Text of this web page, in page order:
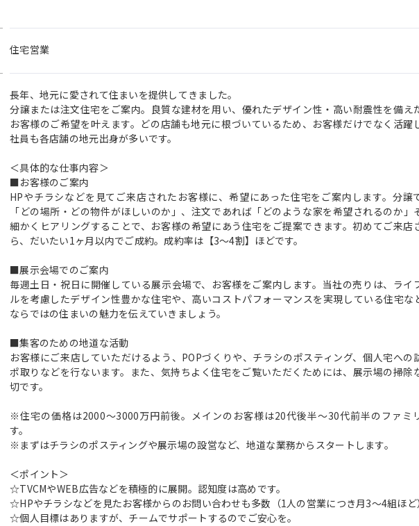
住宅営業
長年、地元に愛されて住まいを提供してきました。
分譲または注文住宅をご案内。良質な建材を用い、優れたデザイン性・高い耐震性を備え
お客様のご希望を叶えます。どの店舗も地元に根づいているため、お客様だけでなく活躍
社員も各店舗の地元出身が多いです。
＜具体的な仕事内容＞
■お客様のご案内
HPやチラシなどを見てご来店されたお客様に、希望にあった住宅をご案内します。分譲
「どの場所・どの物件がほしいのか」、注文であれば「どのような家を希望されるのか」
細かくヒアリングすることで、お客様の希望にあう住宅をご提案できます。初めてご来店
ら、だいたい1ヶ月以内でご成約。成約率は【3～4割】ほどです。
■展示会場でのご案内
毎週土日・祝日に開催している展示会場で、お客様をご案内します。当社の売りは、ライ
ルを考慮したデザイン性豊かな住宅や、高いコストパフォーマンスを実現している住宅な
ならではの住まいの魅力を伝えていきましょう。
■集客のための地道な活動
お客様にご来店していただけるよう、POPづくりや、チラシのポスティング、個人宅への
ポ取りなどを行ないます。また、気持ちよく住宅をご覧いただくためには、展示場の掃除
切です。
※住宅の価格は2000～3000万円前後。メインのお客様は20代後半～30代前半のファミ
す。
※まずはチラシのポスティングや展示場の設営など、地道な業務からスタートします。
＜ポイント＞
☆TVCMやWEB広告などを積極的に展開。認知度は高めです。
☆HPやチラシなどを見たお客様からのお問い合わせも多数（1人の営業につき月3～4組ほど
☆個人目標はありますが、チームでサポートするのでご安心を。